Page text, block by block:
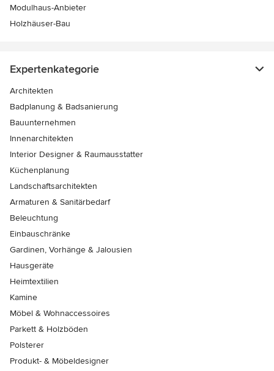
Modulhaus-Anbieter
Holzhäuser-Bau
Expertenkategorie
Architekten
Badplanung & Badsanierung
Bauunternehmen
Innenarchitekten
Interior Designer & Raumausstatter
Küchenplanung
Landschaftsarchitekten
Armaturen & Sanitärbedarf
Beleuchtung
Einbauschränke
Gardinen, Vorhänge & Jalousien
Hausgeräte
Heimtextilien
Kamine
Möbel & Wohnaccessoires
Parkett & Holzböden
Polsterer
Produkt- & Möbeldesigner